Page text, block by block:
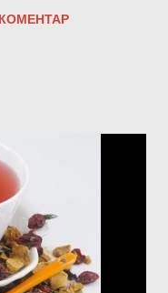
са : 23 важни
вещества за
и грижа за здравето
за жени OPTI-
със стреса по време на
е богат на
нивото му в
води до спад на